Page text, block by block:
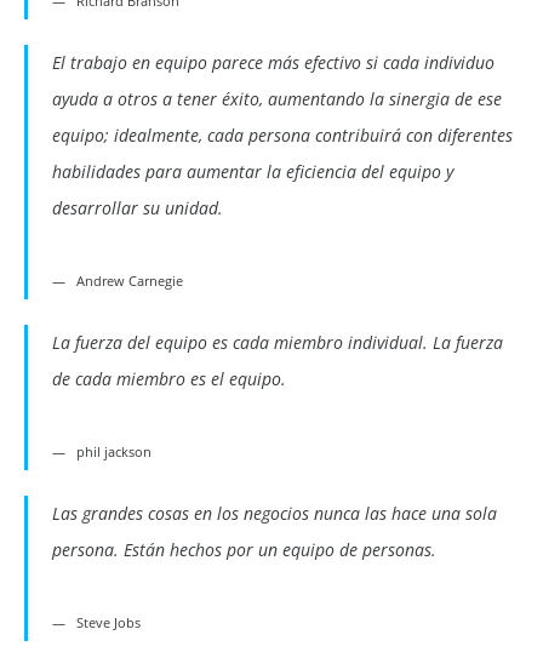
El trabajo en equipo parece más efectivo si cada individuo
ayuda a otros a tener éxito, aumentando la sinergia de ese
equipo; idealmente, cada persona contribuirá con diferentes
habilidades para aumentar la eficiencia del equipo y
desarrollar su unidad.
Andrew Carnegie
La fuerza del equipo es cada miembro individual. La fuerza
de cada miembro es el equipo.
phil jackson
Las grandes cosas en los negocios nunca las hace una sola
persona. Están hechos por un equipo de personas.
Steve Jobs